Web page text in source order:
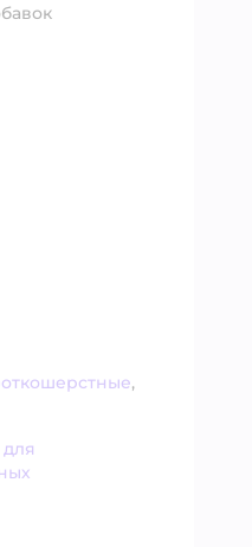
,
для